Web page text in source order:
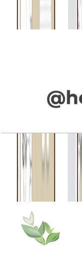
باز کردن چیدمان
La Rosa Phase
4E-1, End Unit